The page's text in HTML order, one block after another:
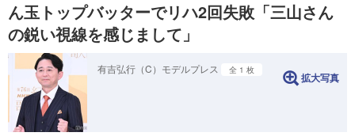
ん玉トップバッターでリハ2回失敗「三山さん
の鋭い視線を感じまして」
有吉弘行（C）モデルプレス 全 1 枚
拡大写真